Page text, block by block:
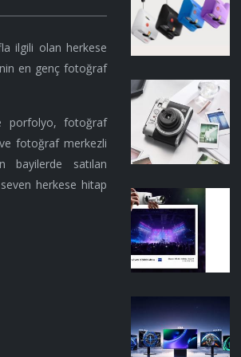
ilgili olan herkese
en genç fotoğraf
porfolyo, fotoğraf
ve fotoğraf merkezli
bayilerde satılan
herkese hitap